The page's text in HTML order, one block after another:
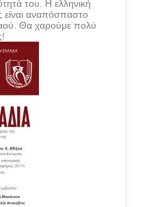
του. Η ελληνική
είναι αναπόσπαστο
Θα χαρούμε πολύ